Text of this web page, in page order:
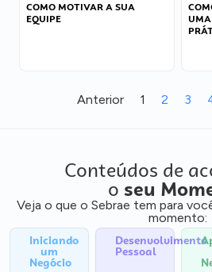
COMO MOTIVAR A SUA
EQUIPE
UMA
Anterior 1 2 3
Conteúdos de
o seu
Veja o que o Sebrae tem para
momento:
Iniciando
um
Negócio
Desenvolvimento
Pessoal